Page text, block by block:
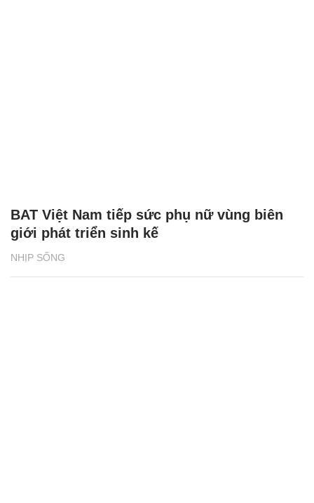
NHỊP SỐNG
BAT Việt Nam tiếp sức phụ nữ vùng biên
giới phát triển sinh kế